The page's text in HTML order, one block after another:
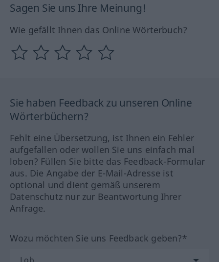
Sagen Sie uns Ihre Meinung!
Wie gefällt Ihnen das Online Wörterbuch?
Sie haben Feedback zu unseren Online
Wörterbüchern?
Fehlt eine Übersetzung, ist Ihnen ein Fehler
aufgefallen oder wollen Sie uns einfach mal
loben? Füllen Sie bitte das Feedback-Formular
aus. Die Angabe der E-Mail-Adresse ist
optional und dient gemäß unserem
Datenschutz nur zur Beantwortung Ihrer
Anfrage.
Wozu möchten Sie uns Feedback geben?*